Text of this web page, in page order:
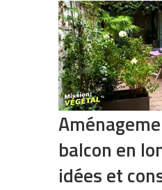
balcon en
idées et